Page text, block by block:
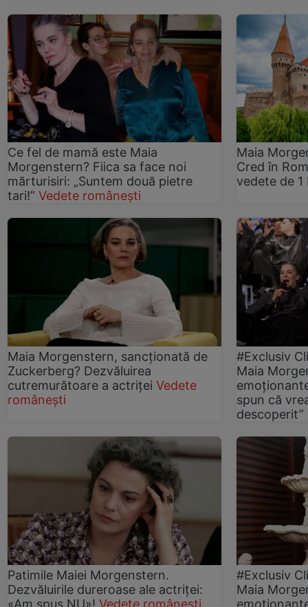
Ce fel de mamă este Maia
Morgenstern? Fiica sa face noi
mărturisiri: „Suntem două pietre
tari!” Vedete românești
Maia
Cred în
vedete de 1
Maia Morgenstern, sancționată de
Zuckerberg? Dezvăluirea
cutremurătoare a actriței Vedete
românești
#Exclusiv
Maia
spun că
descoperit”
Patimile Maiei Morgenstern.
Dezvăluirile dureroase ale actriței:
«Am spus NU»! Vedete românești
#Exclusiv
Maia